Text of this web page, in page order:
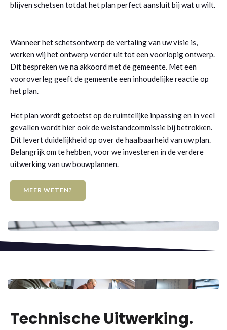
blijven schetsen totdat het plan perfect aansluit bij wat u wilt.
Wanneer het schetsontwerp de vertaling van uw visie is,
werken wij het ontwerp verder uit tot een voorlopig ontwerp.
Dit bespreken we na akkoord met de gemeente. Met een
vooroverleg geeft de gemeente een inhoudelijke reactie op
het plan.
Het plan wordt getoetst op de ruimtelijke inpassing en in veel
gevallen wordt hier ook de welstandcommissie bij betrokken.
Dit levert duidelijkheid op over de haalbaarheid van uw plan.
Belangrijk om te hebben, voor we investeren in de verdere
uitwerking van uw bouwplannen.
MEER WETEN?
Technische Uitwerking.